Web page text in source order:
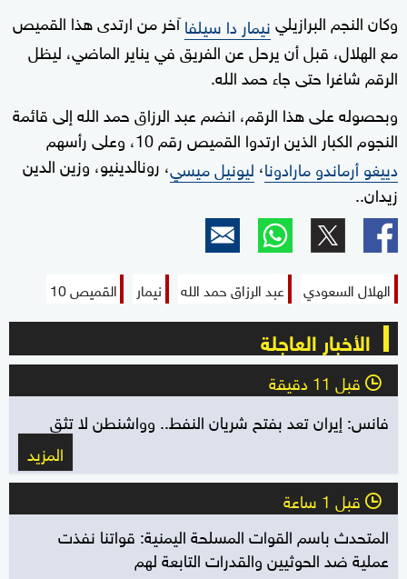
وكان النجم البرازيلينيمار دا سيلفاآخر من ارتدى هذا القميص
مع الهلال، قبل أن يرحل عن الفريق في يناير الماضي، ليظل
الرقم شاغرا حتى جاء حمد الله.
وبحصوله على هذا الرقم، انضم عبد الرزاق حمد الله إلى قائمة
النجوم الكبار الذين ارتدوا القميص رقم 10، وعلى رأسهم
دييغو أرماندو مارادونا، ليونيل ميسي، رونالدينيو، وزين الدين
زيدان..
الهلال السعودي عبد الرزاق حمد الله نيمار القميص 10
الأخبار العاجلة
l قبل 11 دقيقة
فانس: إيران تعد بفتح شريان النفط.. وواشنطن لا تثق
المزيد
l قبل 1 ساعة
المتحدث باسم القوات المسلحة اليمنية: قواتنا نفذت
عملية ضد الحوثيين والقدرات التابعة لهم